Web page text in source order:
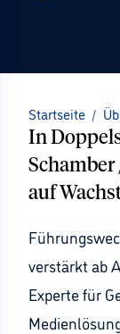
Startseite /
In
Schamber
auf
verstärkt ab
Experte für